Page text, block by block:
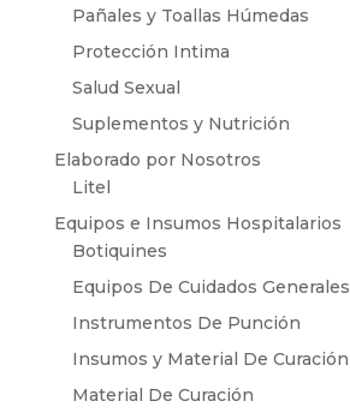
Pañales y Toallas Húmedas
Protección Intima
Salud Sexual
Suplementos y Nutrición
Elaborado por Nosotros
Litel
Equipos e Insumos Hospitalarios
Botiquines
Equipos De Cuidados Generales
Instrumentos De Punción
Insumos y Material De Curación
Material De Curación